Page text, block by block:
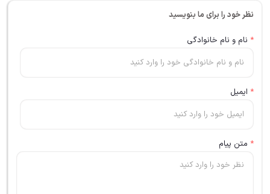
نظر خود را برای ما بنویسید
* نام و نام خانوادگی
* ایمیل
* متن پیام